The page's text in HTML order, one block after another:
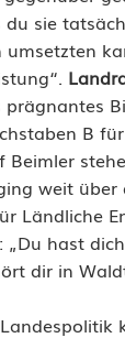
du sie
prägnantes
B
Beimler
weit über
Ländliche
: „Du hast
dir in